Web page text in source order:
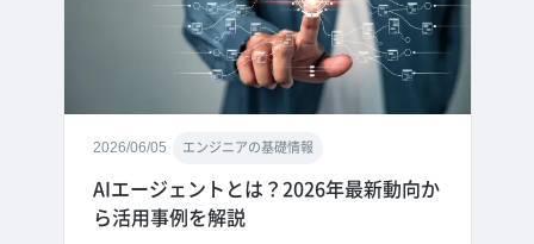
2026/06/05 エンジニアの基礎情報
AIエージェントとは？2026年最新動向か
ら活用事例を解説